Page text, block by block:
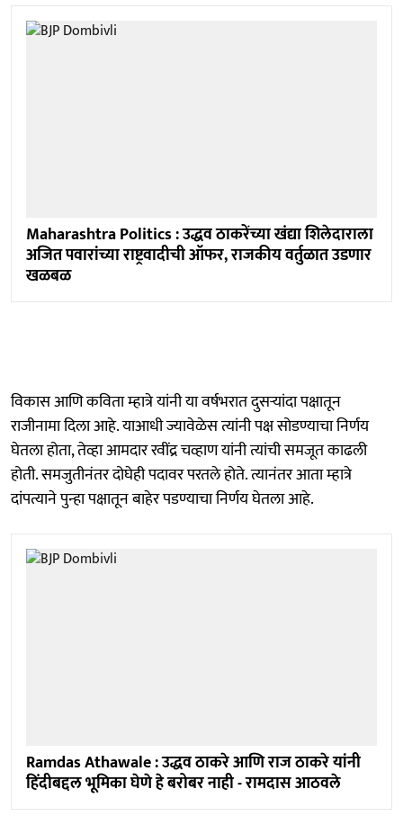
Maharashtra Politics : उद्धव ठाकरेंच्या खंद्या शिलेदाराला
अजित पवारांच्या राष्ट्रवादीची ऑफर, राजकीय वर्तुळात उडणार
खळबळ
विकास आणि कविता म्हात्रे यांनी या वर्षभरात दुसऱ्यांदा पक्षातून
राजीनामा दिला आहे. याआधी ज्यावेळेस त्यांनी पक्ष सोडण्याचा निर्णय
घेतला होता, तेव्हा आमदार रवींद्र चव्हाण यांनी त्यांची समजूत काढली
होती. समजुतीनंतर दोघेही पदावर परतले होते. त्यानंतर आता म्हात्रे
दांपत्याने पुन्हा पक्षातून बाहेर पडण्याचा निर्णय घेतला आहे.
Ramdas Athawale : उद्धव ठाकरे आणि राज ठाकरे यांनी
हिंदीबद्दल भूमिका घेणे हे बरोबर नाही - रामदास आठवले